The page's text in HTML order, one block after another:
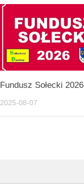
Fundusz Sołecki 2026
2025-08-07